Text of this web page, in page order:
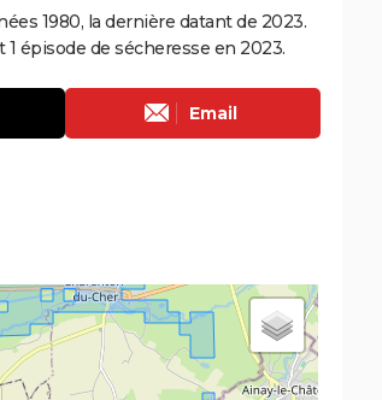
1980, la dernière datant de 2023.
épisode de sécheresse en 2023.
Email